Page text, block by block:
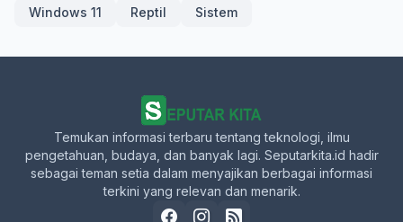
Windows 11
Reptil Sistem
Temukan informasi terbaru tentang teknologi, ilmu
pengetahuan, budaya, dan banyak lagi. Seputarkita.id hadir
sebagai teman setia dalam menyajikan berbagai informasi
terkini yang relevan dan menarik.